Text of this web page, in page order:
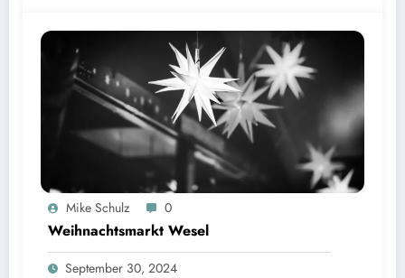
Mike Schulz 0
Weihnachtsmarkt Wesel
September 30, 2024